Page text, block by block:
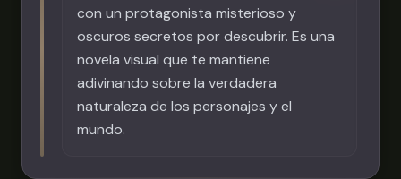
con un protagonista misterioso y
oscuros secretos por descubrir. Es una
novela visual que te mantiene
adivinando sobre la verdadera
naturaleza de los personajes y el
mundo.